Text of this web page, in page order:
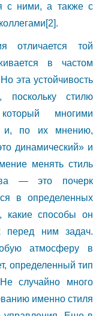
с ними, а также с
[2].
отличается той
в частом
эта устойчивость
поскольку стилю
многими
и, по их мнению,
динамический» и
менять стиль
— это почерк
в определенных
какие способы он
перед ним задач.
атмосферу в
определенный тип
случайно много
именно стиля